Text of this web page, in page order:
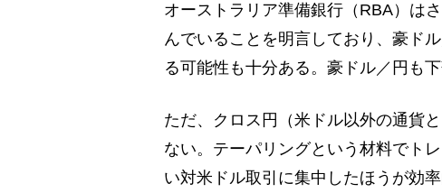
オーストラリア準備銀行（RBA）は
んでいることを明言しており、豪ド
る可能性も十分ある。豪ドル／円も
ただ、クロス円（米ドル以外の通貨
ない。テーパリングという材料でト
い対米ドル取引に集中したほうが効率